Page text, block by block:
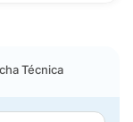
Técnica